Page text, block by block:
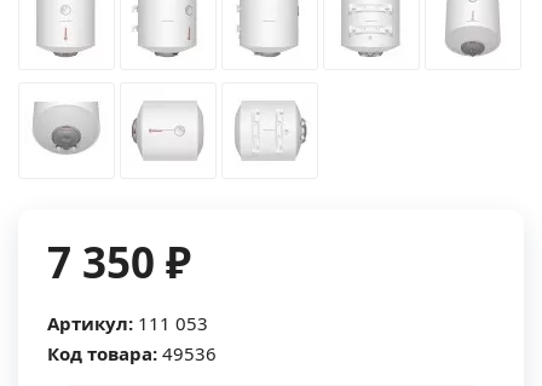
7 350 ₽
Артикул: 111 053
Код товара: 49536